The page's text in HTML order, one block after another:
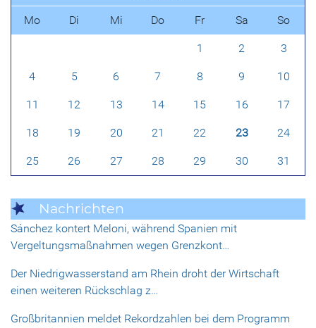
Mo Di Mi Do Fr Sa So
1 2 3
4 5 6 7 8 9 10
11 12 13 14 15 16 17
18 19 20 21 22 23 24
25 26 27 28 29 30 31
Nachrichten
Sánchez kontert Meloni, während Spanien mit
Vergeltungsmaßnahmen wegen Grenzkont…
Der Niedrigwasserstand am Rhein droht der Wirtschaft
einen weiteren Rückschlag z…
Großbritannien meldet Rekordzahlen bei dem Programm